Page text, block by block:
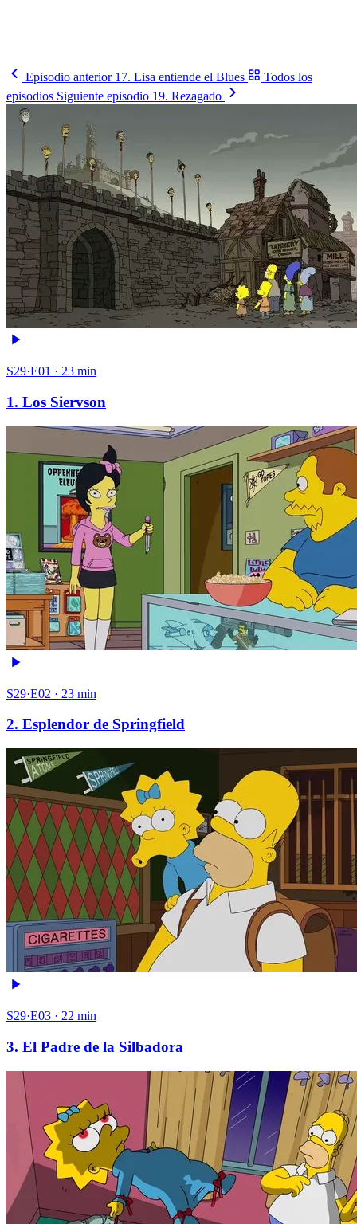
Episodio anterior 17. Lisa entiende el Blues
Todos los
episodios Siguiente episodio 19. Rezagado
S29·E01 · 23 min
1. Los Siervson
S29·E02 · 23 min
2. Esplendor de Springfield
S29·E03 · 22 min
3. El Padre de la Silbadora